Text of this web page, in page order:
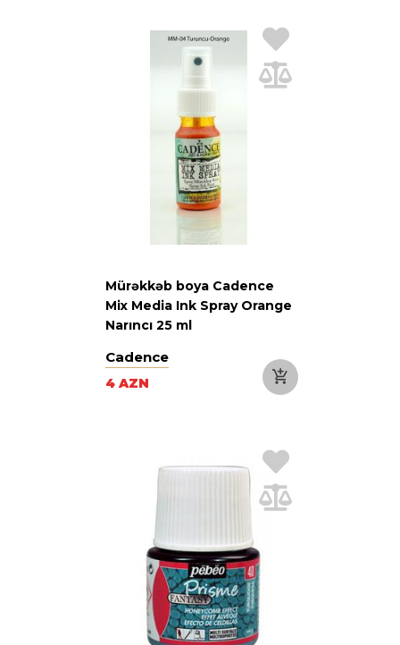
Mürəkkəb boya Cadence
Mix Media Ink Spray Orange
Narıncı 25 ml
Cadence
4 AZN